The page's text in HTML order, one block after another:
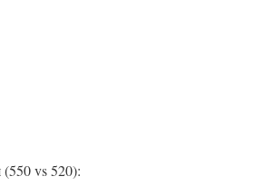
vs 520):